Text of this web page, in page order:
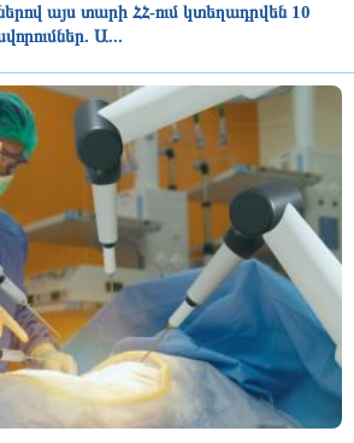
այս տարի ՀՀ-ում կտեղադրվեն 10
Ա...